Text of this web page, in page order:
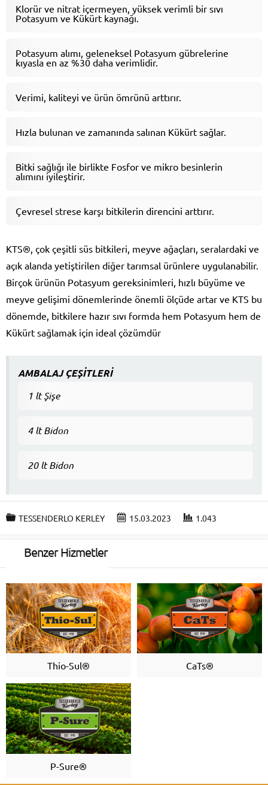
Klorür ve nitrat içermeyen, yüksek verimli bir sıvı
Potasyum ve Kükürt kaynağı.
Potasyum alımı, geleneksel Potasyum gübrelerine
kıyasla en az %30 daha verimlidir.
Verimi, kaliteyi ve ürün ömrünü arttırır.
Hızla bulunan ve zamanında salınan Kükürt sağlar.
Bitki sağlığı ile birlikte Fosfor ve mikro besinlerin
alımını iyileştirir.
Çevresel strese karşı bitkilerin direncini arttırır.
KTS®, çok çeşitli süs bitkileri, meyve ağaçları, seralardaki ve
açık alanda yetiştirilen diğer tarımsal ürünlere uygulanabilir.
Birçok ürünün Potasyum gereksinimleri, hızlı büyüme ve
meyve gelişimi dönemlerinde önemli ölçüde artar ve KTS bu
dönemde, bitkilere hazır sıvı formda hem Potasyum hem de
Kükürt sağlamak için ideal çözümdür
AMBALAJ ÇEŞİTLERİ
1 lt Şişe
4 lt Bidon
20 lt Bidon
TESSENDERLO KERLEY 15.03.2023 1.043
Benzer Hizmetler
Thio-Sul® CaTs®
P-Sure®